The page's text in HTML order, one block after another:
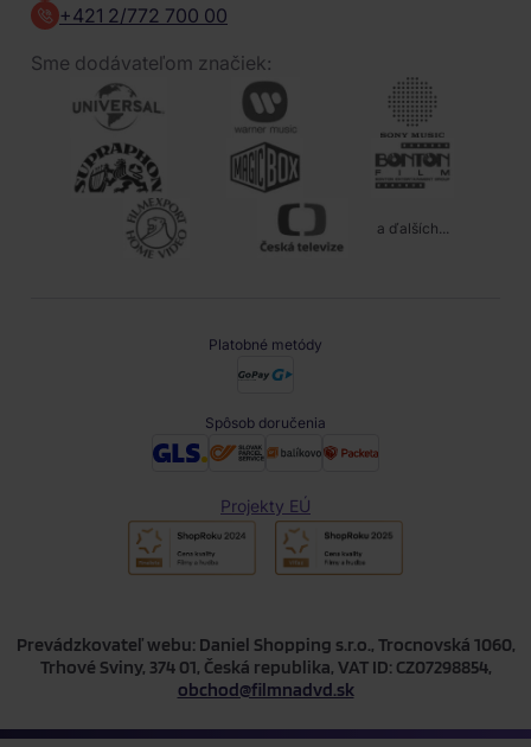
+421 2/772 700 00
Sme dodávateľom značiek:
a ďalších...
Platobné metódy
Spôsob doručenia
Projekty EÚ
Prevádzkovateľ webu: Daniel Shopping s.r.o., Trocnovská 1060,
Trhové Sviny, 374 01, Česká republika, VAT ID: CZ07298854,
obchod@filmnadvd.sk